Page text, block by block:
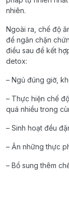
nhiên.
Ngoài ra, chế độ
để ngăn chặn
điều sau để kết
detox:
– Ngủ đúng giờ,
– Thực hiện chế
quá nhiều trong
– Sinh hoạt đều
– Ăn những thực
– Bổ sung thêm